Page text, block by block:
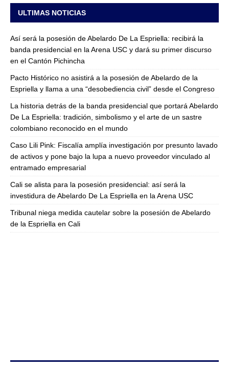
ULTIMAS NOTICIAS
Así será la posesión de Abelardo De La Espriella: recibirá la
banda presidencial en la Arena USC y dará su primer discurso
en el Cantón Pichincha
Pacto Histórico no asistirá a la posesión de Abelardo de la
Espriella y llama a una “desobediencia civil” desde el Congreso
La historia detrás de la banda presidencial que portará Abelardo
De La Espriella: tradición, simbolismo y el arte de un sastre
colombiano reconocido en el mundo
Caso Lili Pink: Fiscalía amplía investigación por presunto lavado
de activos y pone bajo la lupa a nuevo proveedor vinculado al
entramado empresarial
Cali se alista para la posesión presidencial: así será la
investidura de Abelardo De La Espriella en la Arena USC
Tribunal niega medida cautelar sobre la posesión de Abelardo
de la Espriella en Cali